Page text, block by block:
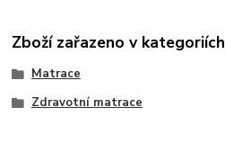
Zboží zařazeno v kategoriích
Matrace
Zdravotní matrace